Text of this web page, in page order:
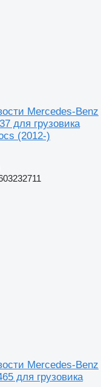
Mercedes-Benz
для грузовика
(2012-)
Mercedes-Benz
для грузовика